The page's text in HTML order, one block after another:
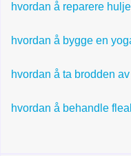
hvordan å reparere
hvordan å bygge en
hvordan å ta brodden
hvordan å behandle